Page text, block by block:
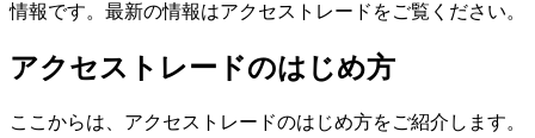
情報です。最新の情報はアクセストレードをご覧ください。
アクセストレードのはじめ方
ここからは、アクセストレードのはじめ方をご紹介します。